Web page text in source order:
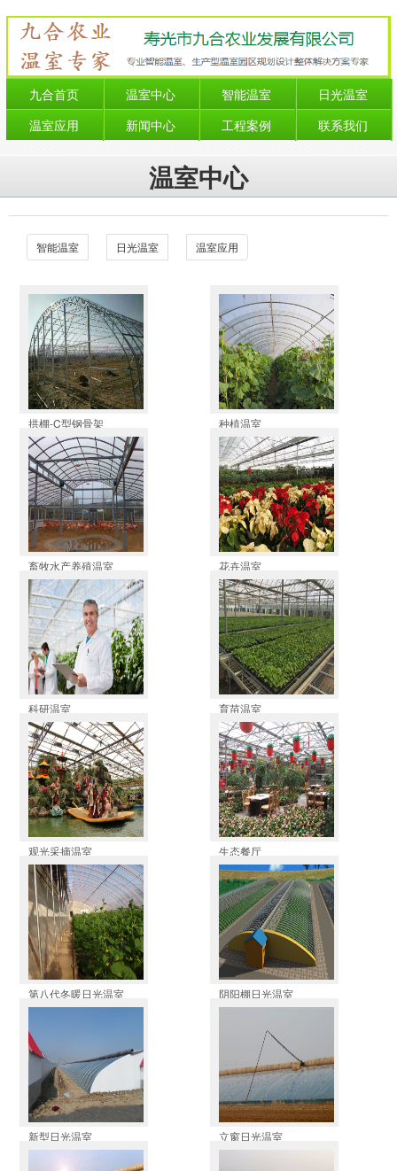
九合首页 温室中心 智能温室
日光温室
温室应用
新闻中心 工程案例 联系我们
温室中心
智能温室 日光温室 温室应用
拱棚-C型钢骨架 种植温室
畜牧水产养殖温室 花卉温室
科研温室 育苗温室
观光采摘温室 生态餐厅
第八代冬暖日光温室 阴阳棚日光温室
新型日光温室 立窗日光温室